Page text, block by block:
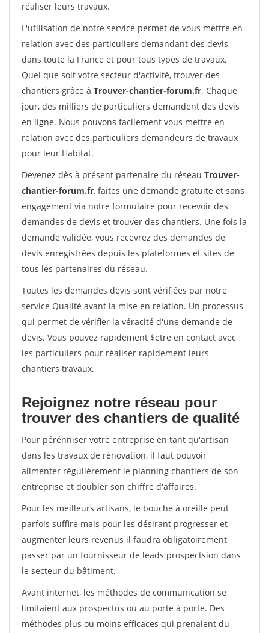
réaliser leurs travaux.
L'utilisation de notre service permet de vous mettre en
relation avec des particuliers demandant des devis
dans toute la France et pour tous types de travaux.
Quel que soit votre secteur d'activité, trouver des
chantiers grâce à Trouver-chantier-forum.fr. Chaque
jour, des milliers de particuliers demandent des devis
en ligne. Nous pouvons facilement vous mettre en
relation avec des particuliers demandeurs de travaux
pour leur Habitat.
Devenez dès à présent partenaire du réseau Trouver-
chantier-forum.fr, faites une demande gratuite et sans
engagement via notre formulaire pour recevoir des
demandes de devis et trouver des chantiers. Une fois la
demande validée, vous recevrez des demandes de
devis enregistrées depuis les plateformes et sites de
tous les partenaires du réseau.
Toutes les demandes devis sont vérifiées par notre
service Qualité avant la mise en relation. Un processus
qui permet de vérifier la véracité d'une demande de
devis. Vous pouvez rapidement $etre en contact avec
les particuliers pour réaliser rapidement leurs
chantiers travaux.
Rejoignez notre réseau pour
trouver des chantiers de qualité
Pour pérénniser votre entreprise en tant qu'artisan
dans les travaux de rénovation, il faut pouvoir
alimenter régulièrement le planning chantiers de son
entreprise et doubler son chiffre d'affaires.
Pour les meilleurs artisans, le bouche à oreille peut
parfois suffire mais pour les désirant progresser et
augmenter leurs revenus il faudra obligatoirement
passer par un fournisseur de leads prospectsion dans
le secteur du bâtiment.
Avant internet, les méthodes de communication se
limitaient aux prospectus ou au porte à porte. Des
méthodes plus ou moins efficaces qui prenaient du